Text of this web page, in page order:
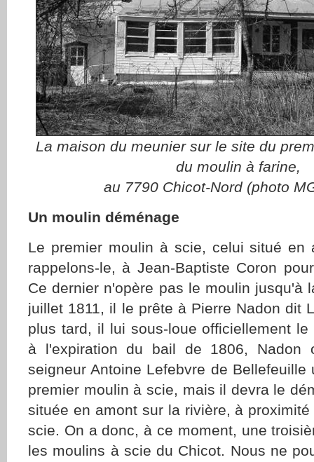
La maison du meunier sur le site du
du moulin à farine,
au 7790 Chicot-Nord (photo
Un moulin déménage
Le premier moulin à scie, celui situé en
rappelons-le, à Jean-Baptiste Coron
Ce dernier n'opère pas le moulin jusqu'à
juillet 1811, il le prête à Pierre Nadon dit
plus tard, il lui sous-loue officiellement
à l'expiration du bail de 1806, Nadon
seigneur Antoine Lefebvre de
premier moulin à scie, mais il devra le
située en amont sur la rivière, à
scie. On a donc, à ce moment, une
les moulins à scie du Chicot. Nous ne